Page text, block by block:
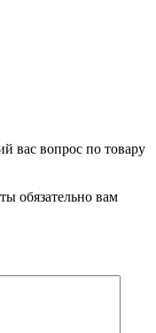
вас вопрос по товару
обязательно вам